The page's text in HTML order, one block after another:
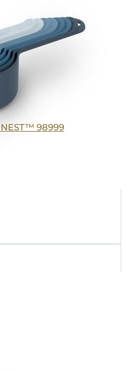
98999